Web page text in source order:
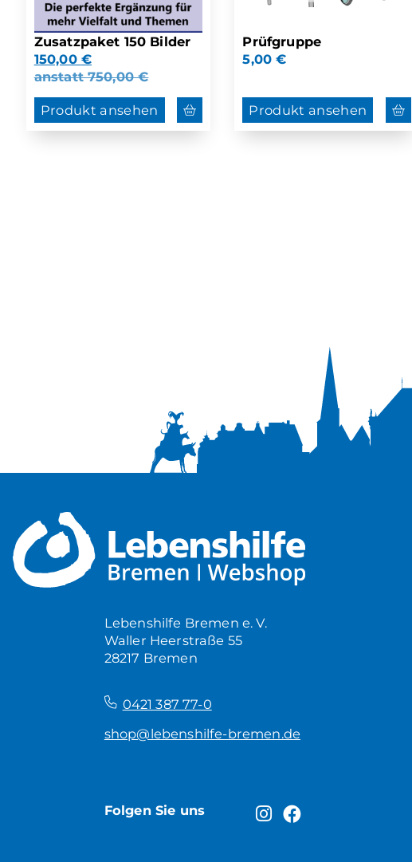
Zusatzpaket 150 Bilder
150,00 €
anstatt750,00€
Produkt ansehen
Prüfgruppe
5,00€
Produkt ansehen
Lebenshilfe Bremen e. V.
Waller Heerstraße 55
28217 Bremen
0421 387 77-0
shop@lebenshilfe-bremen.de
Folgen Sie uns